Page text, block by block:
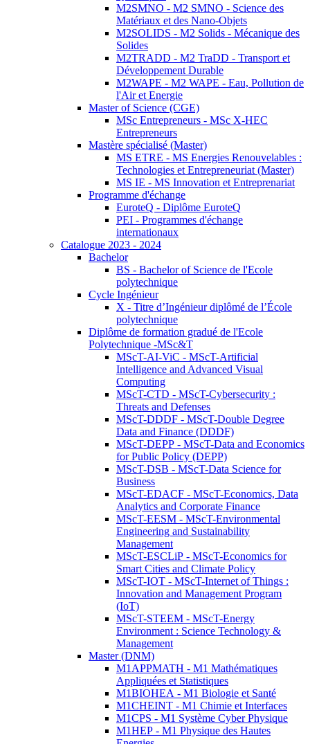
M2SMNO - M2 SMNO - Science des
Matériaux et des Nano-Objets
M2SOLIDS - M2 Solids - Mécanique des
Solides
M2TRADD - M2 TraDD - Transport et
Développement Durable
M2WAPE - M2 WAPE - Eau, Pollution de
l'Air et Energie
Master of Science (CGE)
MSc Entrepreneurs - MSc X-HEC
Entrepreneurs
Mastère spécialisé (Master)
MS ETRE - MS Energies Renouvelables :
Technologies et Entrepreneuriat (Master)
MS IE - MS Innovation et Entreprenariat
Programme d'échange
EuroteQ - Diplôme EuroteQ
PEI - Programmes d'échange
internationaux
Catalogue 2023 - 2024
Bachelor
BS - Bachelor of Science de l'Ecole
polytechnique
Cycle Ingénieur
X - Titre d’Ingénieur diplômé de l’École
polytechnique
Diplôme de formation gradué de l'Ecole
Polytechnique -MSc&T
MScT-AI-ViC - MScT-Artificial
Intelligence and Advanced Visual
Computing
MScT-CTD - MScT-Cybersecurity :
Threats and Defenses
MScT-DDDF - MScT-Double Degree
Data and Finance (DDDF)
MScT-DEPP - MScT-Data and Economics
for Public Policy (DEPP)
MScT-DSB - MScT-Data Science for
Business
MScT-EDACF - MScT-Economics, Data
Analytics and Corporate Finance
MScT-EESM - MScT-Environmental
Engineering and Sustainability
Management
MScT-ESCLiP - MScT-Economics for
Smart Cities and Climate Policy
MScT-IOT - MScT-Internet of Things :
Innovation and Management Program
(IoT)
MScT-STEEM - MScT-Energy
Environment : Science Technology &
Management
Master (DNM)
M1APPMATH - M1 Mathématiques
Appliquées et Statistiques
M1BIOHEA - M1 Biologie et Santé
M1CHEINT - M1 Chimie et Interfaces
M1CPS - M1 Système Cyber Physique
M1HEP - M1 Physique des Hautes